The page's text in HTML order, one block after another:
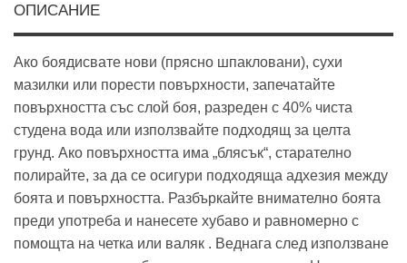
ОПИСАНИЕ
Ако боядисвате нови (прясно шпакловани), сухи
мазилки или порести повърхности, запечатайте
повърхността със слой боя, разреден с 40% чиста
студена вода или използвайте подходящ за целта
грунд. Ако повърхността има „блясък“, старателно
полирайте, за да се осигури подходяща адхезия между
боята и повърхността. Разбъркайте внимателно боята
преди употреба и нанесете хубаво и равномерно с
помощта на четка или валяк . Веднага след използване